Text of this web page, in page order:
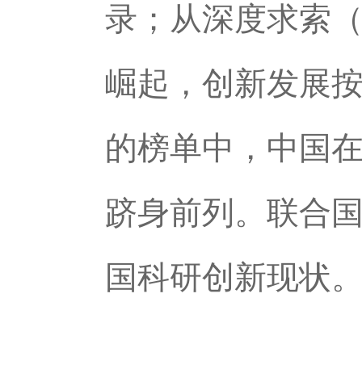
录；从深度求索
崛起，创新发展
的榜单中，中国
跻身前列。联合
国科研创新现状